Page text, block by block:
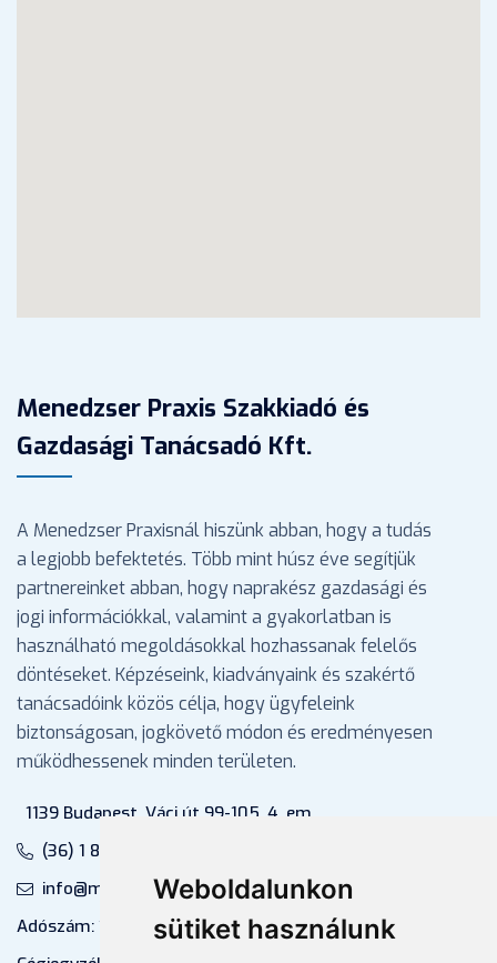
Weboldalunkon
sütiket használunk
Menedzser Praxis Szakkiadó és
Gazdasági Tanácsadó Kft.
A Menedzser Praxisnál hiszünk abban, hogy a tudás
a legjobb befektetés. Több mint húsz éve segítjük
partnereinket abban, hogy naprakész gazdasági és
jogi információkkal, valamint a gyakorlatban is
használható megoldásokkal hozhassanak felelős
döntéseket. Képzéseink, kiadványaink és szakértő
tanácsadóink közös célja, hogy ügyfeleink
biztonságosan, jogkövető módon és eredményesen
működhessenek minden területen.
1139 Budapest, Váci út 99-105. 4. em.
(36) 1 880 76 00
info@mprx.hu
Adószám: 13598145-2-41